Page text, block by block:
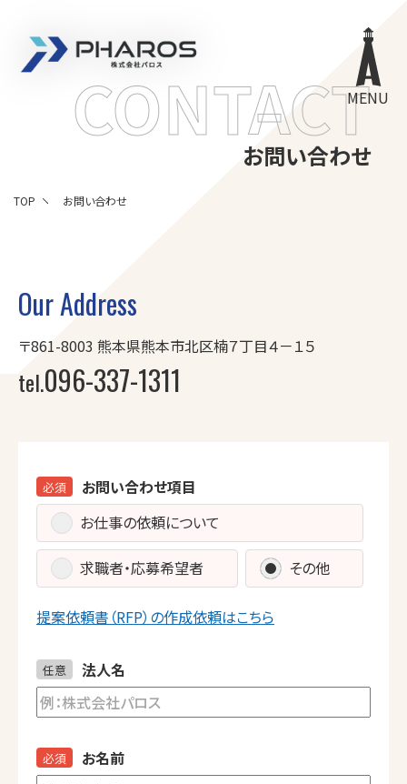
株式会社 Pharos
MENU
お問い合わせ
CONTACT
TOP お問い合わせ
Our Address
〒861-8003 熊本県熊本市北区楠７丁目４－１５
tel.096-337-1311
お問い合わせ項目
必須
お仕事の依頼について
求職者・応募希望者 その他
提案依頼書（RFP）の作成依頼はこちら
法人名
任意
お名前
必須